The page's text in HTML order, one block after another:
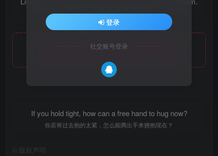
像孩子一样，永远相信希望，相信梦想
此处内容已隐藏，请评论后刷新页面查看.
If you hold tight, how can a free hand to hug now?
你若将过去抱的太紧，怎么能腾出手来拥抱现在？
版权声明
登录
社交账号登录